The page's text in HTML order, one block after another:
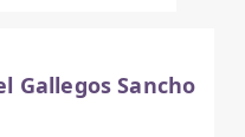
Gallegos Sancho